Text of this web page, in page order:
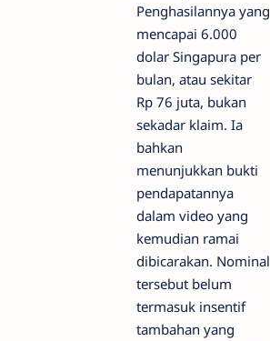
Penghasilannya yang
mencapai 6.000
dolar Singapura per
bulan, atau sekitar
Rp 76 juta, bukan
sekadar klaim. Ia
bahkan
menunjukkan bukti
pendapatannya
dalam video yang
kemudian ramai
dibicarakan. Nominal
tersebut belum
termasuk insentif
tambahan yang